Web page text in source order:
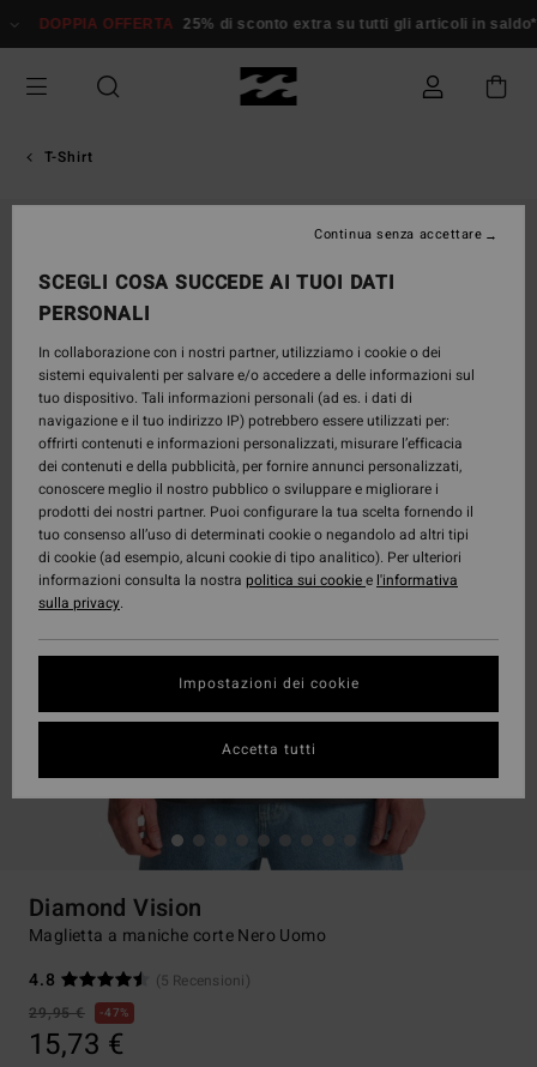
alle
prodotto
DOPPIA OFFERTA 25% di sconto extra su tutti gli articoli in
T-Shirt
Diamond Vision
Maglietta a maniche corte Nero Uomo
4.8
(5 Recensioni)
29,95 €
47%
15,73 €
SCEGLI COSA SUCCEDE AI TUOI DATI
PERSONALI
In collaborazione con i nostri partner, utilizziamo i cookie o dei
sistemi equivalenti per salvare e/o accedere a delle informazioni sul
tuo dispositivo. Tali informazioni personali (ad es. i dati di
navigazione e il tuo indirizzo IP) potrebbero essere utilizzati per:
offrirti contenuti e informazioni personalizzati, misurare l’efficacia
dei contenuti e della pubblicità, per fornire annunci personalizzati,
conoscere meglio il nostro pubblico o sviluppare e migliorare i
prodotti dei nostri partner. Puoi configurare la tua scelta fornendo il
tuo consenso all’uso di determinati cookie o negandolo ad altri tipi
di cookie (ad esempio, alcuni cookie di tipo analitico). Per ulteriori
informazioni consulta la nostra politica sui cookiee l'informativa
sulla privacy.
Impostazioni dei cookie
Continua senza accettare
Accetta tutti